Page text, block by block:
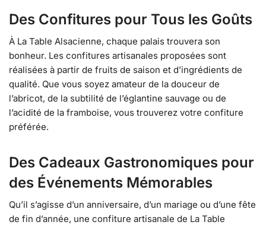
Des Confitures pour Tous les Goûts
À La Table Alsacienne, chaque palais trouvera son
bonheur. Les confitures artisanales proposées sont
réalisées à partir de fruits de saison et d’ingrédients de
qualité. Que vous soyez amateur de la douceur de
l’abricot, de la subtilité de l’églantine sauvage ou de
l’acidité de la framboise, vous trouverez votre confiture
préférée.
Des Cadeaux Gastronomiques pour
des Événements Mémorables
Qu’il s’agisse d’un anniversaire, d’un mariage ou d’une fête
de fin d’année, une confiture artisanale de La Table